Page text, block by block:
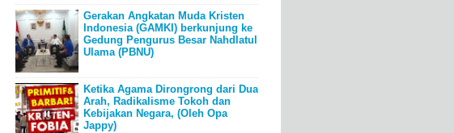
Gerakan Angkatan Muda Kristen
Indonesia (GAMKI) berkunjung ke
Gedung Pengurus Besar Nahdlatul
Ulama (PBNU)
Ketika Agama Dirongrong dari Dua
Arah, Radikalisme Tokoh dan
Kebijakan Negara, (Oleh Opa
Jappy)